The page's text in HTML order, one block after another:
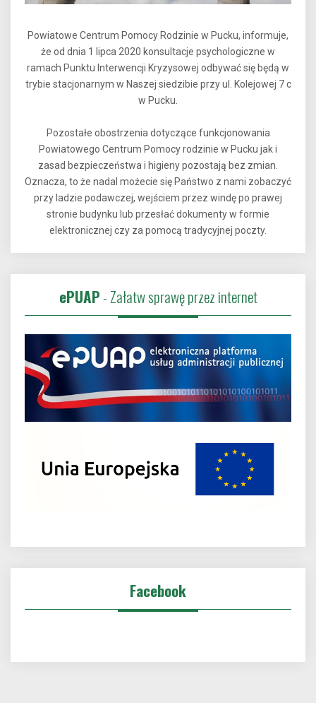
Powiatowe Centrum Pomocy Rodzinie w Pucku, informuje,
że od dnia 1 lipca 2020 konsultacje psychologiczne w
ramach Punktu Interwencji Kryzysowej odbywać się będą w
trybie stacjonarnym w Naszej siedzibie przy ul. Kolejowej 7 c
w Pucku.
Pozostałe obostrzenia dotyczące funkcjonowania
Powiatowego Centrum Pomocy rodzinie w Pucku jak i
zasad bezpieczeństwa i higieny pozostają bez zmian.
Oznacza, to że nadal możecie się Państwo z nami zobaczyć
przy ladzie podawczej, wejściem przez windę po prawej
stronie budynku lub przesłać dokumenty w formie
elektronicznej czy za pomocą tradycyjnej poczty.
ePUAP- Załatw sprawę przez internet
Facebook